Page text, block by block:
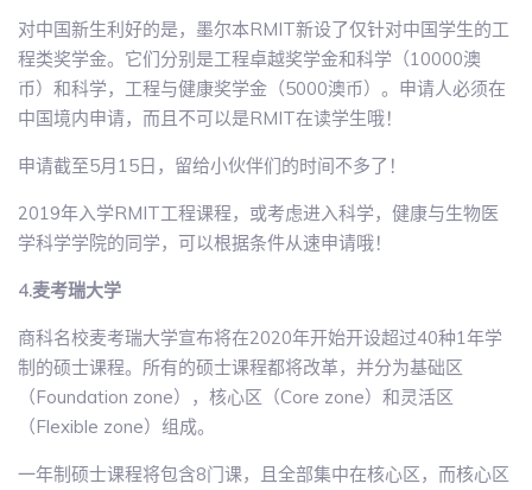
对中国新生利好的是，墨尔本RMIT新设了仅针对中国学生的工
程类奖学金。它们分别是工程卓越奖学金和科学（10000澳
币）和科学，工程与健康奖学金（5000澳币）。申请人必须在
中国境内申请，而且不可以是RMIT在读学生哦！
申请截至5月15日，留给小伙伴们的时间不多了！
2019年入学RMIT工程课程，或考虑进入科学，健康与生物医
学科学学院的同学，可以根据条件从速申请哦！
4.麦考瑞大学
商科名校麦考瑞大学宣布将在2020年开始开设超过40种1年学
制的硕士课程。所有的硕士课程都将改革，并分为基础区
（Foundation zone），核心区（Core zone）和灵活区
（Flexible zone）组成。
一年制硕士课程将包含8门课，且全部集中在核心区，而核心区